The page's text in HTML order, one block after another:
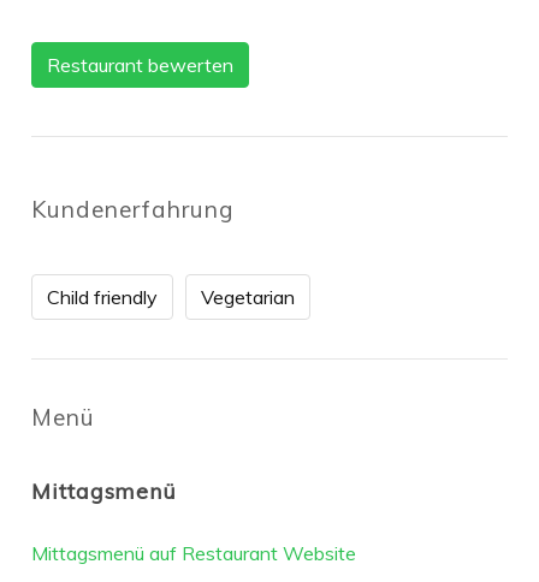
Restaurant bewerten
Kundenerfahrung
Child friendly Vegetarian
Menü
Mittagsmenü
Mittagsmenü auf Restaurant Website